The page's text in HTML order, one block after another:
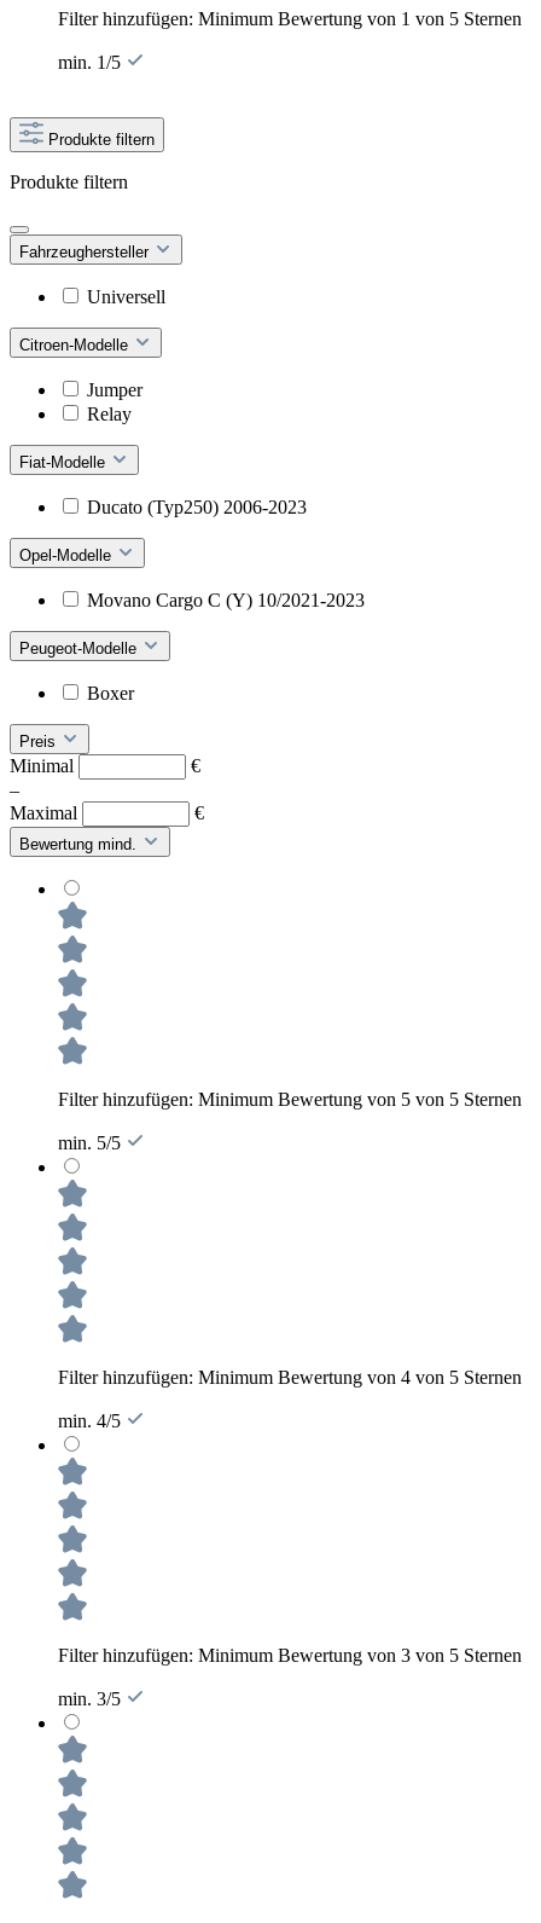
Filter hinzufügen: Minimum Bewertung von 1 von 5 Sternen
min. 1/5
Produkte filtern
Produkte filtern
Fahrzeughersteller
Universell
Citroen-Modelle
Jumper
Relay
Fiat-Modelle
Ducato (Typ250) 2006-2023
Opel-Modelle
Movano Cargo C (Y) 10/2021-2023
Peugeot-Modelle
Boxer
Preis
Minimal
€
–
Maximal
€
Bewertung mind.
Filter hinzufügen: Minimum Bewertung von 5 von 5 Sternen
min. 5/5
Filter hinzufügen: Minimum Bewertung von 4 von 5 Sternen
min. 4/5
Filter hinzufügen: Minimum Bewertung von 3 von 5 Sternen
min. 3/5